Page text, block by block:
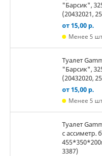
"Барсик",
(20432021,
от 15,00 р.
Менее 5
Туалет
"Барсик",
(20432020,
от 15,00 р.
Менее 5
Туалет
с ассиметр.
3387)